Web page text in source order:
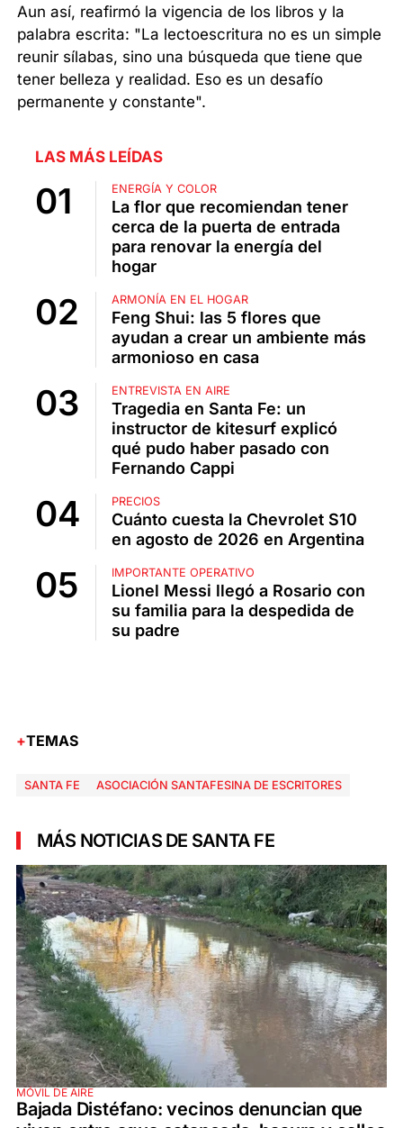
Aun así, reafirmó la vigencia de los libros y la
palabra escrita: "La lectoescritura no es un simple
reunir sílabas, sino una búsqueda que tiene que
tener belleza y realidad. Eso es un desafío
permanente y constante".
LAS MÁS LEÍDAS
ENERGÍA Y COLOR
La flor que recomiendan tener
cerca de la puerta de entrada
para renovar la energía del
hogar
ARMONÍA EN EL HOGAR
Feng Shui: las 5 flores que
ayudan a crear un ambiente más
armonioso en casa
ENTREVISTA EN AIRE
Tragedia en Santa Fe: un
instructor de kitesurf explicó
qué pudo haber pasado con
Fernando Cappi
PRECIOS
Cuánto cuesta la Chevrolet S10
en agosto de 2026 en Argentina
IMPORTANTE OPERATIVO
Lionel Messi llegó a Rosario con
su familia para la despedida de
su padre
TEMAS
SANTA FE ASOCIACIÓN SANTAFESINA DE ESCRITORES
MÁS NOTICIAS DE SANTA FE
MÓVIL DE AIRE
Bajada Distéfano: vecinos denuncian que